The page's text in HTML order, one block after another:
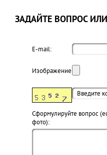
ЗАДАЙТЕ ВОПРОС
E-mail:
Изображение:
Cформулируйте вопрос
фото):